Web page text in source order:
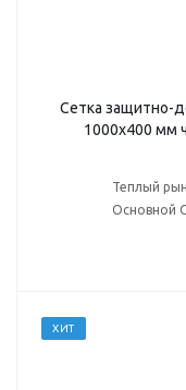
Сетка защитно-
1000х400 мм
Теплый
Основной
ХИТ